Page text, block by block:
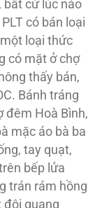
bất cứ lúc nào
có bán loại
loại thức
có mặt ở chợ
thấy bán,
Bánh tráng
đêm Hoà Bình,
mặc áo bà ba
tay quạt,
bếp lửa
trán rám hồng
đôi quang